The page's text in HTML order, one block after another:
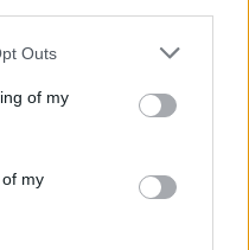
Outs
of my
my